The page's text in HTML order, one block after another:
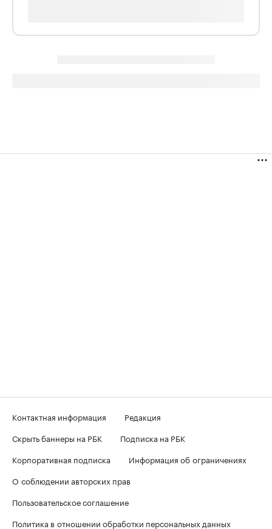
Контактная информация
Редакция
Скрыть баннеры на РБК
Подписка на РБК
Корпоративная подписка
Информация об ограничениях
О соблюдении авторских прав
Пользовательское соглашение
Политика в отношении обработки персональных данных